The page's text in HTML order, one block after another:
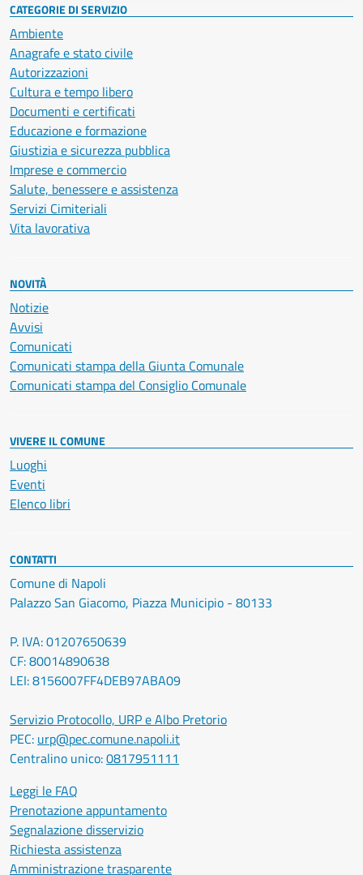
CATEGORIE DI SERVIZIO
Ambiente
Anagrafe e stato civile
Autorizzazioni
Cultura e tempo libero
Documenti e certificati
Educazione e formazione
Giustizia e sicurezza pubblica
Imprese e commercio
Salute, benessere e assistenza
Servizi Cimiteriali
Vita lavorativa
NOVITÀ
Notizie
Avvisi
Comunicati
Comunicati stampa della Giunta Comunale
Comunicati stampa del Consiglio Comunale
VIVERE IL COMUNE
Luoghi
Eventi
Elenco libri
CONTATTI
Comune di Napoli
Palazzo San Giacomo, Piazza Municipio - 80133
P. IVA: 01207650639
CF: 80014890638
LEI: 8156007FF4DEB97ABA09
Servizio Protocollo, URP e Albo Pretorio
PEC: urp@pec.comune.napoli.it
Centralino unico:0817951111
Leggi le FAQ
Prenotazione appuntamento
Segnalazione disservizio
Richiesta assistenza
Amministrazione trasparente